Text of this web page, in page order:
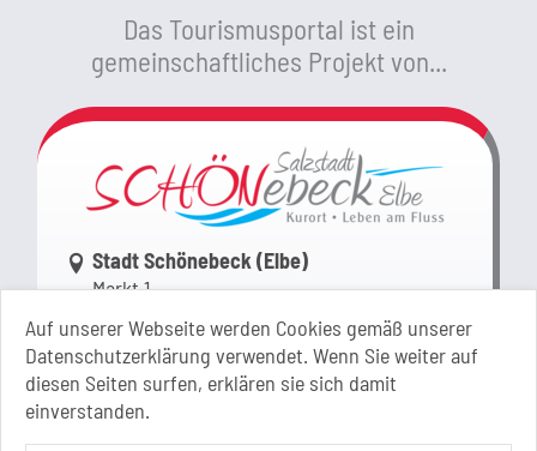
Auf unserer Webseite werden Cookies gemäß unserer
Datenschutzerklärung verwendet. Wenn Sie weiter auf
diesen Seiten surfen, erklären sie sich damit
einverstanden.
Das Tourismusportal ist ein
gemeinschaftliches Projekt von...
Link zur Google-Maps Navigation
Stadt Schönebeck (Elbe)
Markt 1
39218 Schönebeck (Elbe)
Sachsen-Anhalt
+49 3928 710-0
+49 3928 710-199
stadt.sbk[at]schoenebeck-elbe.de